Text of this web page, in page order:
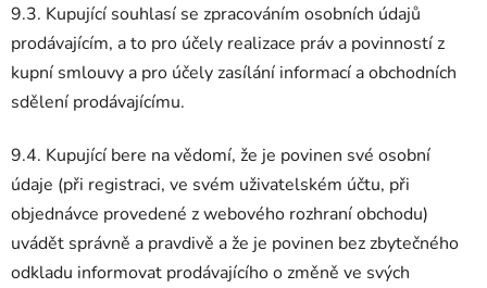
9.3. Kupující souhlasí se zpracováním osobních údajů
prodávajícím, a to pro účely realizace práv a povinností z
kupní smlouvy a pro účely zasílání informací a obchodních
sdělení prodávajícímu.
9.4. Kupující bere na vědomí, že je povinen své osobní
údaje (při registraci, ve svém uživatelském účtu, při
objednávce provedené z webového rozhraní obchodu)
uvádět správně a pravdivě a že je povinen bez zbytečného
odkladu informovat prodávajícího o změně ve svých